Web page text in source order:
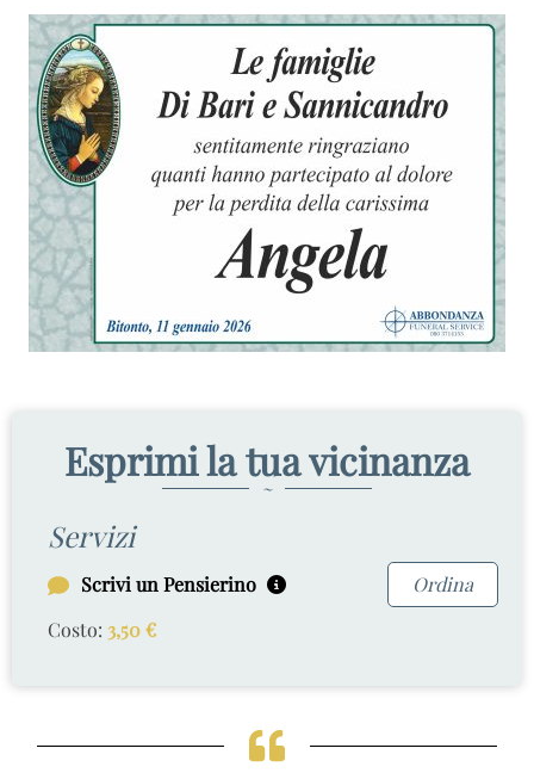
Esprimi la tua vicinanza
~
Servizi
Scrivi un Pensierino
Ordina
Costo: 3,50€